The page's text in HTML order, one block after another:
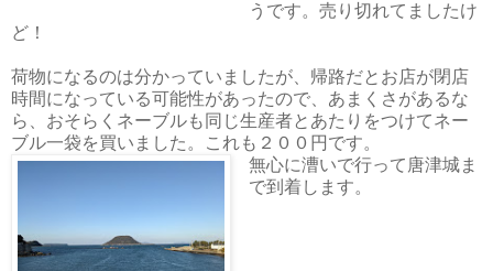
うです。売り切れてましたけ
ど！
荷物になるのは分かっていましたが、帰路だとお店が閉店
時間になっている可能性があったので、あまくさがあるな
ら、おそらくネーブルも同じ生産者とあたりをつけてネー
ブル一袋を買いました。これも２００円です。
無心に漕いで行って唐津城ま
で到着します。